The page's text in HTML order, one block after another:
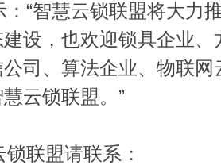
“智慧云锁联盟将大力
设，也欢迎锁具企业
公司、算法企业、物联
云锁联盟。”
联盟请联系：